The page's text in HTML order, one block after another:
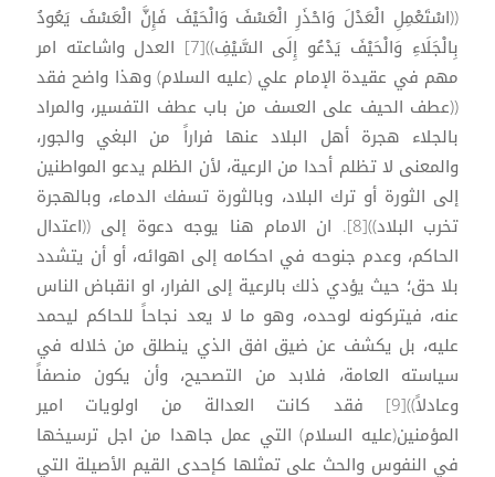
((اسْتَعْمِلِ الْعَدْلَ وَاحْذَرِ الْعَسْفَ وَالْحَيْفَ فَإِنَّ الْعَسْفَ يَعُودُ
بِالْجَلَاءِ وَالْحَيْفَ يَدْعُو إِلَى السَّيْفِ))[7] العدل واشاعته امر
مهم في عقيدة الإمام علي (عليه السلام) وهذا واضح فقد
((عطف الحيف على العسف من باب عطف التفسير، والمراد
بالجلاء هجرة أهل البلاد عنها فراراً من البغي والجور،
والمعنى لا تظلم أحدا من الرعية، لأن الظلم يدعو المواطنين
إلى الثورة أو ترك البلاد، وبالثورة تسفك الدماء، وبالهجرة
تخرب البلاد))[8]. ان الامام هنا يوجه دعوة إلى ((اعتدال
الحاكم، وعدم جنوحه في احكامه إلى اهوائه، أو أن يتشدد
بلا حق؛ حيث يؤدي ذلك بالرعية إلى الفرار، او انقباض الناس
عنه، فيتركونه لوحده، وهو ما لا يعد نجاحاً للحاكم ليحمد
عليه، بل يكشف عن ضيق افق الذي ينطلق من خلاله في
سياسته العامة، فلابد من التصحيح، وأن يكون منصفاً
وعادلاً))[9] فقد كانت العدالة من اولويات امير
المؤمنين(عليه السلام) التي عمل جاهدا من اجل ترسيخها
في النفوس والحث على تمثلها كإحدى القيم الأصيلة التي